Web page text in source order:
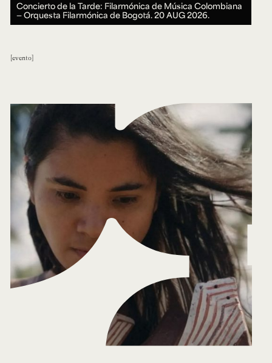
Concierto de la Tarde: Filarmónica de Música Colombiana
— Orquesta Filarmónica de Bogotá.20 AUG 2026.
evento